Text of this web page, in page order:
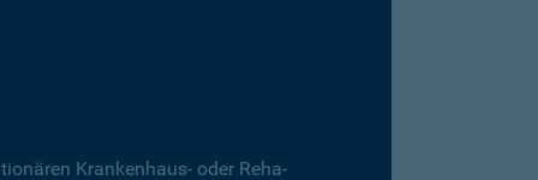
Krankenhaus- oder Reha-